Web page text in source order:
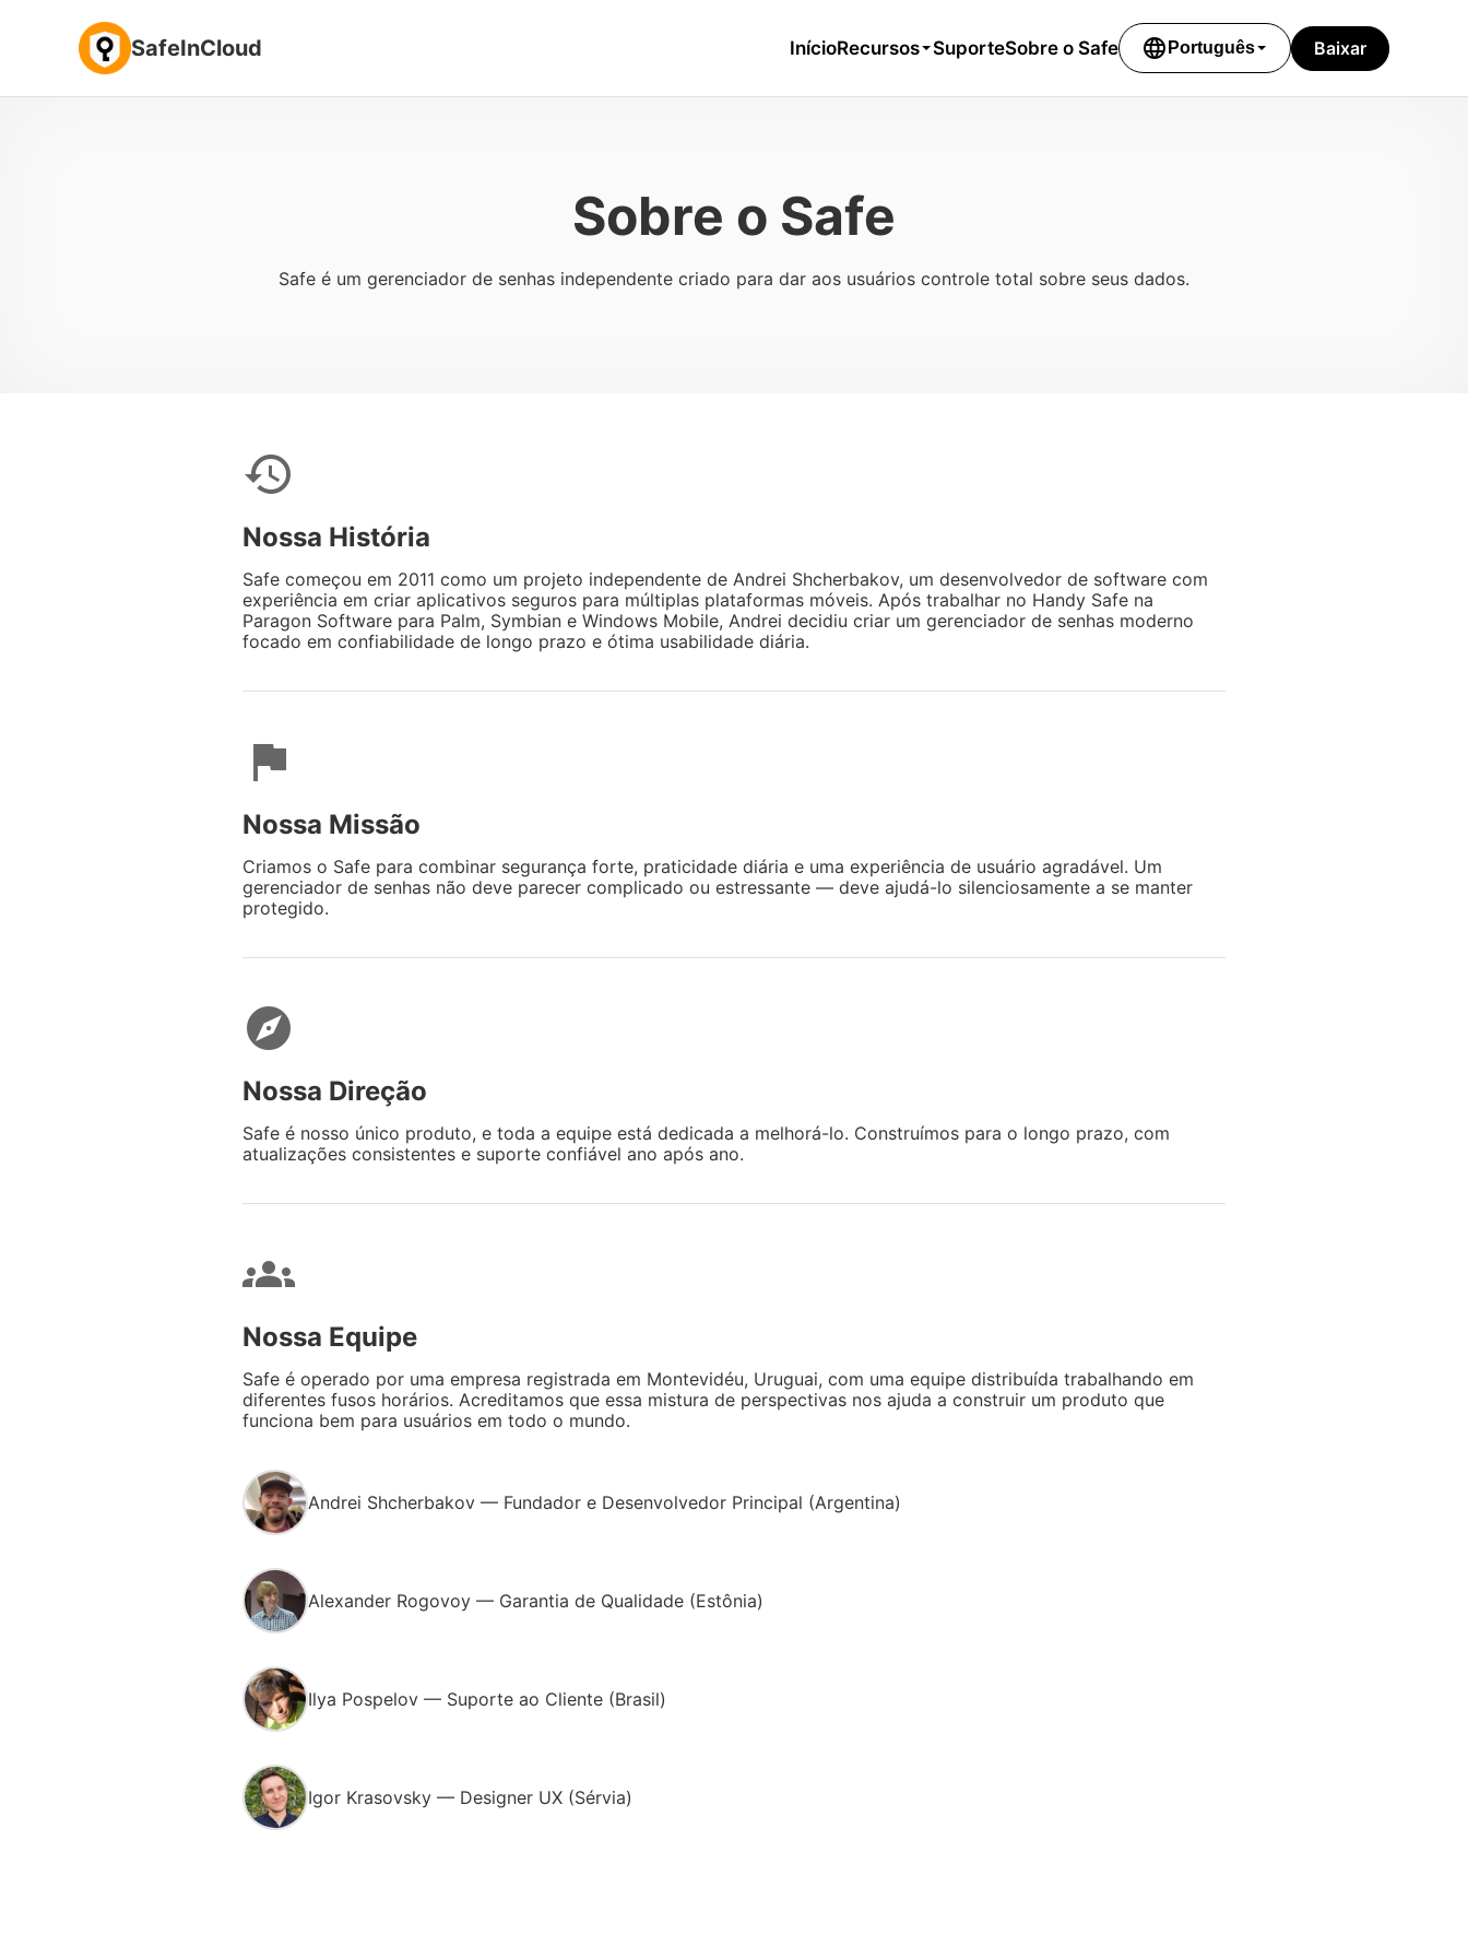
SafeInCloud InícioRecursos SuporteSobre o Safe language Português Baixar
Sobre o Safe
Safe é um gerenciador de senhas independente criado para dar aos usuários controle total sobre seus dados.
history
Nossa História
Safe começou em 2011 como um projeto independente de Andrei Shcherbakov, um desenvolvedor de software com
experiência em criar aplicativos seguros para múltiplas plataformas móveis. Após trabalhar no Handy Safe na
Paragon Software para Palm, Symbian e Windows Mobile, Andrei decidiu criar um gerenciador de senhas moderno
focado em confiabilidade de longo prazo e ótima usabilidade diária.
flag
Nossa Missão
Criamos o Safe para combinar segurança forte, praticidade diária e uma experiência de usuário agradável. Um
gerenciador de senhas não deve parecer complicado ou estressante — deve ajudá-lo silenciosamente a se manter
protegido.
explore
Nossa Direção
Safe é nosso único produto, e toda a equipe está dedicada a melhorá-lo. Construímos para o longo prazo, com
atualizações consistentes e suporte confiável ano após ano.
groups
Nossa Equipe
Safe é operado por uma empresa registrada em Montevidéu, Uruguai, com uma equipe distribuída trabalhando em
diferentes fusos horários. Acreditamos que essa mistura de perspectivas nos ajuda a construir um produto que
funciona bem para usuários em todo o mundo.
Andrei Shcherbakov — Fundador e Desenvolvedor Principal (Argentina)
Alexander Rogovoy — Garantia de Qualidade (Estônia)
Ilya Pospelov — Suporte ao Cliente (Brasil)
Igor Krasovsky — Designer UX (Sérvia)